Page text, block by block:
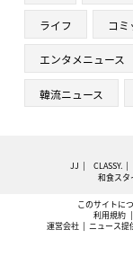
ライフ コミ
エンタメニュース
韓流ニュース
JJ CLASSY.
和食スタ
このサイトに
利用規約
運営会社
ニュース提